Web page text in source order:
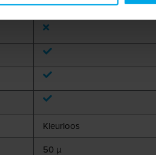
Kleurloos
50 µ